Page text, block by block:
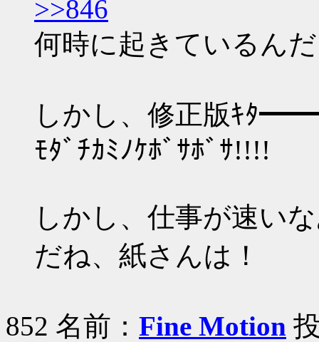
>>846
何時に起きているん
しかし、修正版ｷﾀ
ﾓﾀﾞﾁｶﾐﾉｹﾎﾞｻﾎﾞｻ!!!!
しかし、仕事が速い
だね、紙さんは！
852 名前： Fine Motion